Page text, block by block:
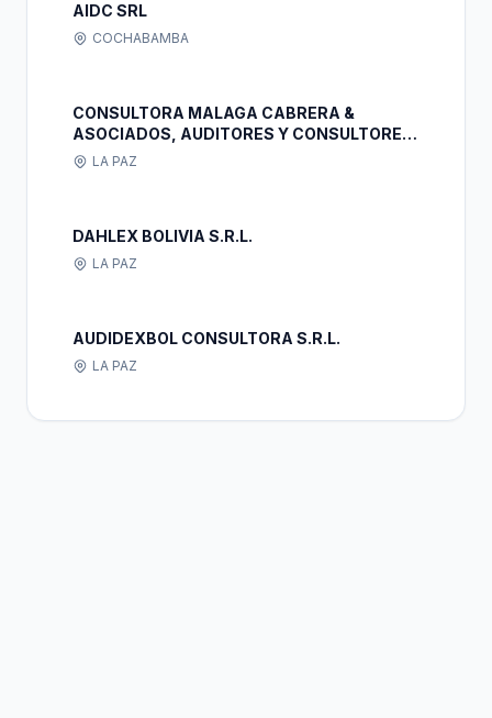
AIDC SRL
COCHABAMBA
CONSULTORA MALAGA CABRERA &
ASOCIADOS, AUDITORES Y CONSULTORES
EN ADMINISTRACION S.R.L.
LA PAZ
DAHLEX BOLIVIA S.R.L.
LA PAZ
AUDIDEXBOL CONSULTORA S.R.L.
LA PAZ